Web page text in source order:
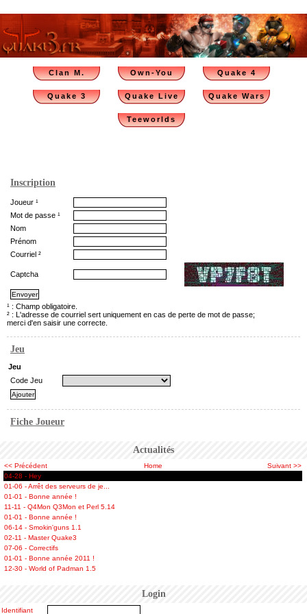
Clan M. Own-You Quake 4
Quake 3 Quake Live Quake Wars
Teeworlds
Actualités
<< Précédent Home
Suivant >>
04-28 - Hey
01-06 - Arrêt des serveurs de je...
01-01 - Bonne année !
11-11 - Q4Mon Q3Mon et Perl 5.14
01-01 - Bonne année !
06-14 - Smokin'guns 1.1
02-11 - Master Quake3
07-06 - Correctifs
01-01 - Bonne année 2011 !
12-30 - World of Padman 1.5
Login
Identifiant
Inscription
Joueur ¹
Mot de passe ¹
Nom
Prénom
Courriel ²
Captcha
¹ : Champ obligatoire.
² : L'adresse de courriel sert uniquement en cas de perte de mot de passe;
merci d'en saisir une correcte.
Jeu
Jeu
Code Jeu
Fiche Joueur